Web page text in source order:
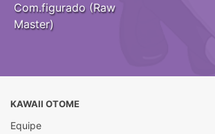
Com.figurado (Raw
Master)
KAWAII OTOME
Equipe